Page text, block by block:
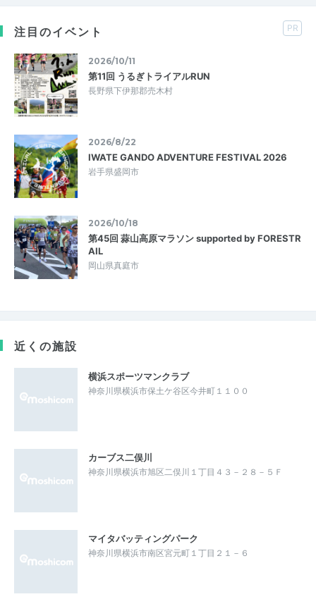
注目のイベント PR
2026/10/11
第11回 うるぎトライアルRUN
長野県下伊那郡売木村
2026/8/22
IWATE GANDO ADVENTURE FESTIVAL 2026
岩手県盛岡市
2026/10/18
第45回 蒜山高原マラソン supported by FORESTR
AIL
岡山県真庭市
近くの施設
横浜スポーツマンクラブ
神奈川県横浜市保土ケ谷区今井町１１００
カーブス二俣川
神奈川県横浜市旭区二俣川１丁目４３－２８－５Ｆ
マイタバッティングパーク
神奈川県横浜市南区宮元町１丁目２１－６